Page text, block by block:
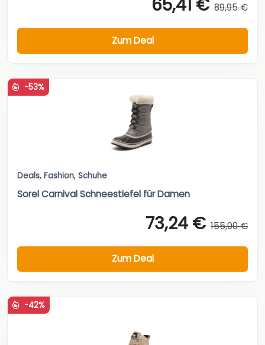
65,41 € 89,95 €
Zum Deal
-53%
Deals, Fashion, Schuhe
Sorel Carnival Schneestiefel für Damen
73,24 € 155,00 €
Zum Deal
-42%